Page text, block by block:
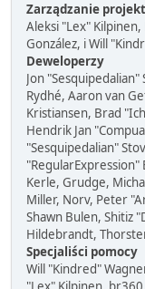
Zarządzanie
Aleksi "Lex" Kilpinen,
González, i Will
Deweloperzy
Jon
Rydhé, Aaron van
Kristiansen, Brad
Hendrik Jan
"Sesquipedalian"
Kerle, Grudge,
Miller, Norv, Peter
Shawn Bulen, Shitiz
Hildebrandt,
Specjaliści pomocy
Will "Kindred"